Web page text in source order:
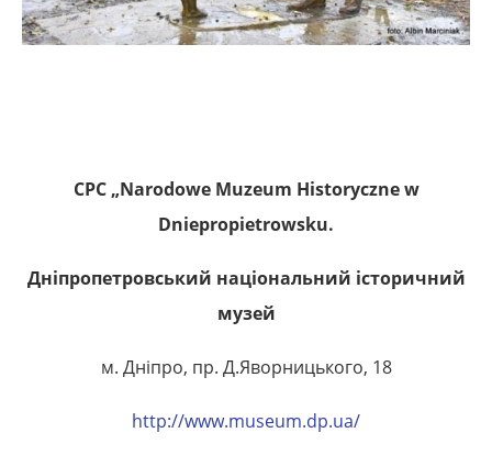
CPC „Narodowe Muzeum Historyczne w
Dniepropietrowsku.
Дніпропетровський національний історичний
музей
м. Дніпро, пр. Д.Яворницького, 18
http://www.museum.dp.ua/